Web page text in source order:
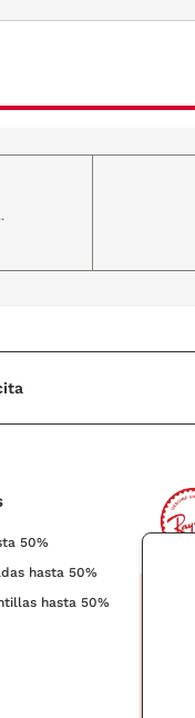
50%
hasta 50%
hasta 50%